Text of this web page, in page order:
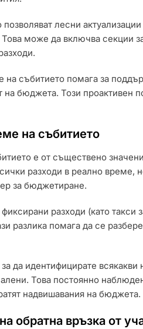
лесни
може да включва секции
на събитието помага за
на бюджета. Този проактивен
на събитието
е от съществено
разходи в реално време,
за бюджетиране.
разходи (като такси
разлика помага да се
да идентифицирате всякакви
Това постоянно
надвишавания на бюджета.
обратна връзка от